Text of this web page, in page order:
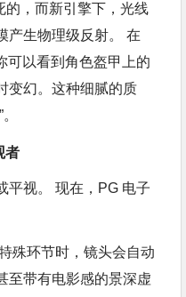
的，而新引擎下，光线
产生物理级反射。 在
可以看到角色盔甲上的
变幻。这种细腻的质
者
平视。 现在，PG 电子
殊环节时，镜头会自动
至带有电影感的景深虚